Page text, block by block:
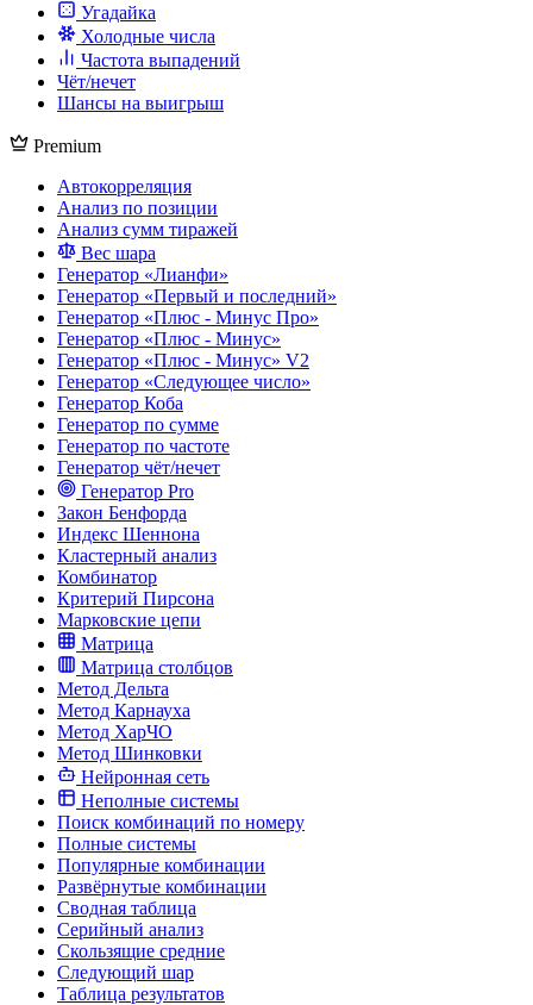
Угадайка
Холодные числа
Частота выпадений
Чёт/нечет
Шансы на выигрыш
Premium
Автокорреляция
Анализ по позиции
Анализ сумм тиражей
Вес шара
Генератор «Лианфи»
Генератор «Первый и последний»
Генератор «Плюс - Минус Про»
Генератор «Плюс - Минус»
Генератор «Плюс - Минус» V2
Генератор «Следующее число»
Генератор Коба
Генератор по сумме
Генератор по частоте
Генератор чёт/нечет
Генератор Pro
Закон Бенфорда
Индекс Шеннона
Кластерный анализ
Комбинатор
Критерий Пирсона
Марковские цепи
Матрица
Матрица столбцов
Метод Дельта
Метод Карнауха
Метод ХарЧО
Метод Шинковки
Нейронная сеть
Неполные системы
Поиск комбинаций по номеру
Полные системы
Популярные комбинации
Развёрнутые комбинации
Сводная таблица
Серийный анализ
Скользящие средние
Следующий шар
Таблица результатов